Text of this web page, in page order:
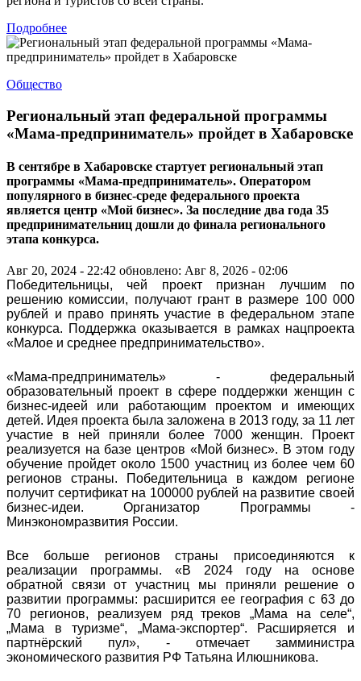
Подробнее
Общество
Региональный этап федеральной программы
«Мама-предприниматель» пройдет в Хабаровске
В сентябре в Хабаровске стартует региональный этап
программы «Мама-предприниматель». Оператором
популярного в бизнес-среде федерального проекта
является центр «Мой бизнес». За последние два года 35
предпринимательниц дошли до финала регионального
этапа конкурса.
Авг 20, 2024 - 22:42 обновлено: Авг 8, 2026 - 02:06
Победительницы, чей проект признан лучшим по
решению комиссии, получают грант в размере 100 000
рублей и право принять участие в федеральном этапе
конкурса. Поддержка оказывается в рамках нацпроекта
«Малое и среднее предпринимательство».
«Мама-предприниматель» - федеральный
образовательный проект в сфере поддержки женщин с
бизнес-идеей или работающим проектом и имеющих
детей. Идея проекта была заложена в 2013 году, за 11 лет
участие в ней приняли более 7000 женщин. Проект
реализуется на базе центров «Мой бизнес». В этом году
обучение пройдет около 1500 участниц из более чем 60
регионов страны. Победительница в каждом регионе
получит сертификат на 100000 рублей на развитие своей
бизнес-идеи. Организатор Программы -
Минэкономразвития России.
Все больше регионов страны присоединяются к
реализации программы. «В 2024 году на основе
обратной связи от участниц мы приняли решение о
развитии программы: расширится ее география с 63 до
70 регионов, реализуем ряд треков „Мама на селе“,
„Мама в туризме“, „Мама-экспортер“. Расширяется и
партнёрский пул», - отмечает замминистра
экономического развития РФ Татьяна Илюшникова.